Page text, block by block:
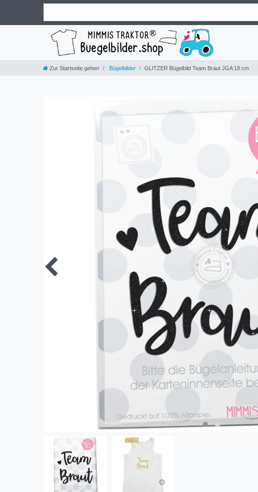
Zur Startseite gehen Bügelbilder GLITZER Bügelbild Team Braut JGA 18 cm